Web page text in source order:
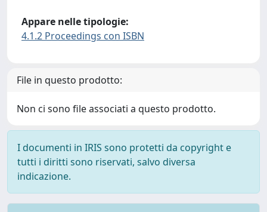
Appare nelle tipologie:
4.1.2 Proceedings con ISBN
File in questo prodotto:
Non ci sono file associati a questo prodotto.
I documenti in IRIS sono protetti da copyright e
tutti i diritti sono riservati, salvo diversa
indicazione.